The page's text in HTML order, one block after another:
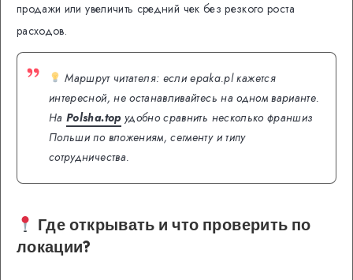
продажи или увеличить средний чек без резкого роста
расходов.
Маршрут читателя: если epaka.pl кажется
интересной, не останавливайтесь на одном варианте.
НаPolsha.topудобно сравнить несколько франшиз
Польши по вложениям, сегменту и типу
сотрудничества.
Где открывать и что проверить по
локации?